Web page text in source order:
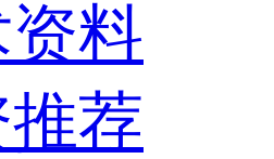
料
荐